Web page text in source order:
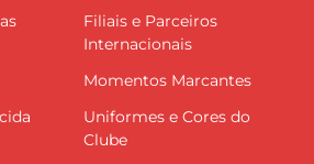
Filiais e Parceiros
Internacionais
Momentos Marcantes
Uniformes e Cores do
Clube